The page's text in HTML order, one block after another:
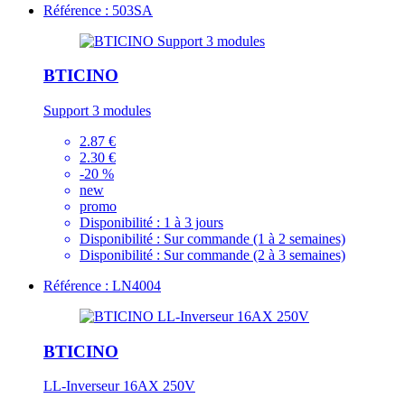
Référence : 503SA
BTICINO
Support 3 modules
2.87 €
2.30 €
-20 %
new
promo
Disponibilité : 1 à 3 jours
Disponibilité : Sur commande (1 à 2 semaines)
Disponibilité : Sur commande (2 à 3 semaines)
Référence : LN4004
BTICINO
LL-Inverseur 16AX 250V